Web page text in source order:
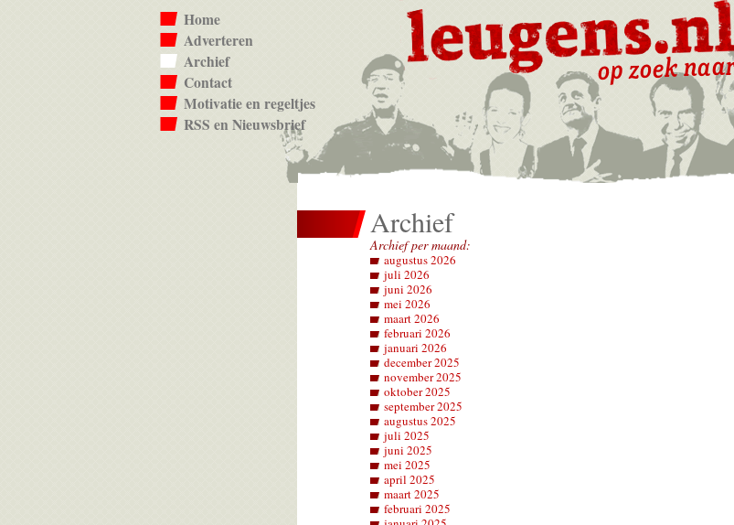
Home
Adverteren
Archief
Contact
Motivatie en regeltjes
RSS en Nieuwsbrief
Archief
Archief per maand:
augustus 2026
juli 2026
juni 2026
mei 2026
maart 2026
februari 2026
januari 2026
december 2025
november 2025
oktober 2025
september 2025
augustus 2025
juli 2025
juni 2025
mei 2025
april 2025
maart 2025
februari 2025